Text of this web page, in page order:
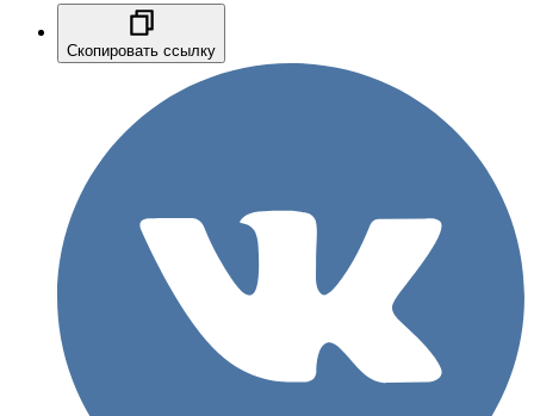
Скопировать ссылку